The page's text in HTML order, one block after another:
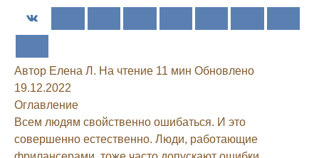
Автор Елена Л. На чтение 11 мин Обновлено
19.12.2022
Оглавление
Всем людям свойственно ошибаться. И это
совершенно естественно. Люди, работающие